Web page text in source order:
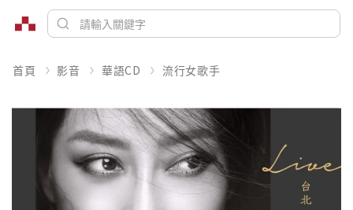
首頁 影音 華語CD 流行女歌手